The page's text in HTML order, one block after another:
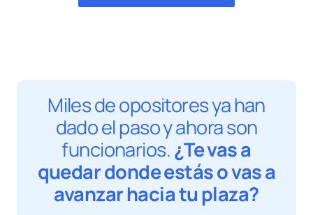
Miles de opositores ya han
dado el paso y ahora son
funcionarios.¿Te vas a
quedar donde estás o vas a
avanzar hacia tu plaza?